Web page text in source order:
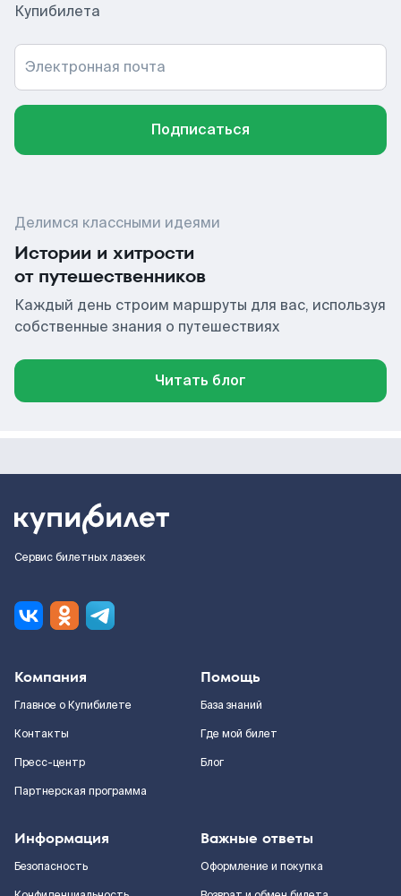
Купибилета
Электронная почта
Подписаться
Делимся классными идеями
Истории и хитрости
от путешественников
Каждый день строим маршруты для вас, используя
собственные знания о путешествиях
Читать блог
Сервис билетных лазеек
Компания
Главное о Купибилете
Контакты
Пресс-центр
Партнерская программа
Помощь
База знаний
Где мой билет
Блог
Информация
Безопасность
Важные ответы
Оформление и покупка